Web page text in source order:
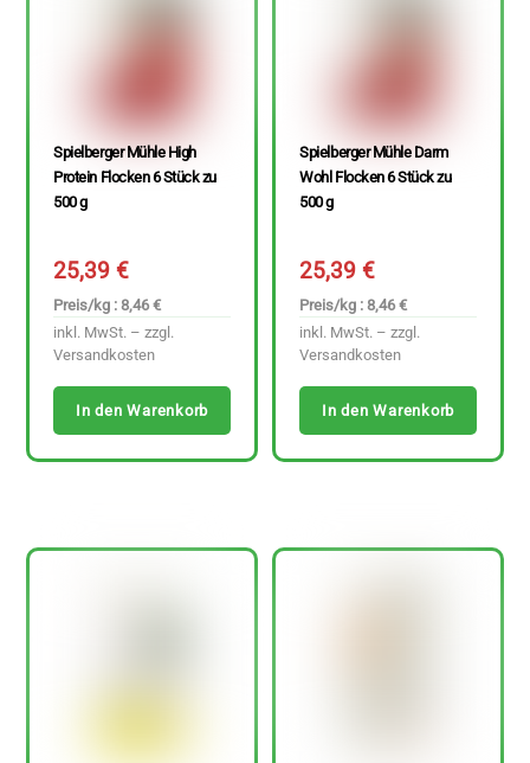
Spielberger Mühle High
Protein Flocken 6 Stück zu
500 g
25,39€
Preis/kg : 8,46 €
inkl. MwSt. – zzgl.
Versandkosten
In den Warenkorb
Spielberger Mühle Darm
Wohl Flocken 6 Stück zu
500 g
25,39€
Preis/kg : 8,46 €
inkl. MwSt. – zzgl.
Versandkosten
In den Warenkorb